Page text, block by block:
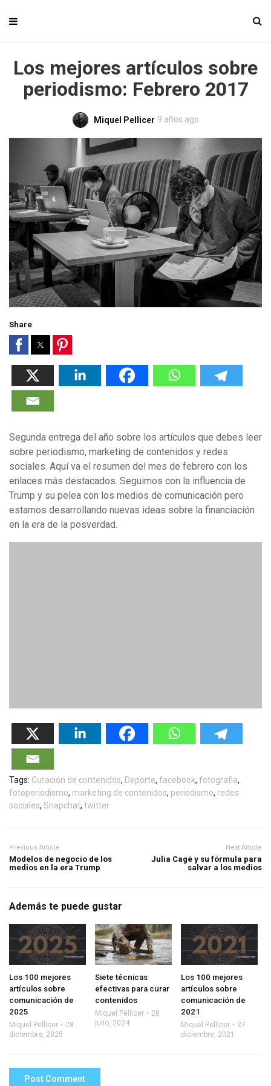
Los mejores artículos sobre
periodismo: Febrero 2017
Miquel Pellicer 9 años ago
Share
Segunda entrega del año sobre los artículos que debes leer
sobre periodismo, marketing de contenidos y redes
sociales. Aquí va el resumen del mes de febrero con los
enlaces más destacados. Seguimos con la influencia de
Trump y su pelea con los medios de comunicación pero
estamos desarrollando nuevas ideas sobre la financiación
en la era de la posverdad.
Tags: Curación de contenidos, Deporte, facebook, fotografia,
fotoperiodismo, marketing de contenidos, periodismo, redes
sociales, Snapchat, twitter
Previous Article
Modelos de negocio de los
medios en la era Trump
Next Article
Julia Cagé y su fórmula para
salvar a los medios
Además te puede gustar
Los 100 mejores
artículos sobre
comunicación de
2025
Miquel Pellicer
28
diciembre, 2025
Siete técnicas
efectivas para curar
contenidos
Miquel Pellicer
28
julio, 2024
Los 100 mejores
artículos sobre
comunicación de
2021
Miquel Pellicer
27
diciembre, 2021
Post Comment